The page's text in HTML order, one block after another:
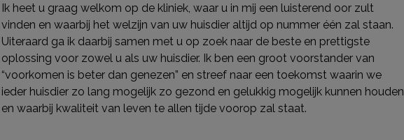
Ik heet u graag welkom op de kliniek, waar u in mij een luisterend oor zult
vinden en waarbij het welzijn van uw huisdier altijd op nummer één zal staan.
Uiteraard ga ik daarbij samen met u op zoek naar de beste en prettigste
oplossing voor zowel u als uw huisdier. Ik ben een groot voorstander van
“voorkomen is beter dan genezen” en streef naar een toekomst waarin we
ieder huisdier zo lang mogelijk zo gezond en gelukkig mogelijk kunnen houden
en waarbij kwaliteit van leven te allen tijde voorop zal staat.